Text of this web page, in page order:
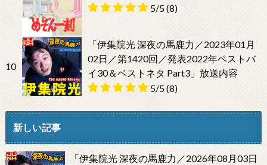
5/5(8)
10
「伊集院光 深夜の馬鹿力／2023年01月
02日／第1420回／発表2022年ベストバ
イ30＆ベストネタ Part3」放送内容
5/5(8)
新しい記事
「伊集院光 深夜の馬鹿力／2026年08月03日